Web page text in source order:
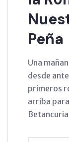
Peña
Una
desde
primeros
arriba